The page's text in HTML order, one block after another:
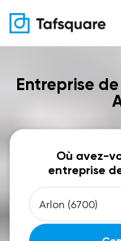
Entreprise
Où avez-
entreprise